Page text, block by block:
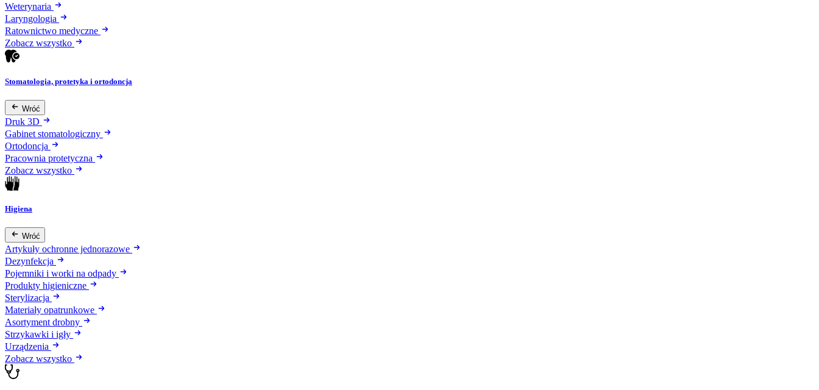
Weterynaria
Laryngologia
Ratownictwo medyczne
Zobacz wszystko
Stomatologia, protetyka i ortodoncja
Wróć
Druk 3D
Gabinet stomatologiczny
Ortodoncja
Pracownia protetyczna
Zobacz wszystko
Higiena
Wróć
Artykuły ochronne jednorazowe
Dezynfekcja
Pojemniki i worki na odpady
Produkty higieniczne
Sterylizacja
Materiały opatrunkowe
Asortyment drobny
Strzykawki i igły
Urządzenia
Zobacz wszystko